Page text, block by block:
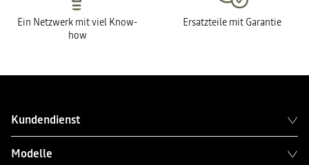
Ein Netzwerk mit viel Know-
how
Ersatzteile mit Garantie
Kundendienst
Modelle